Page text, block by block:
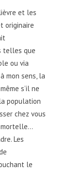
et les
originaire
telles que
ou via
mon sens, la
s’il ne
population
chez vous
mortelle…
Les
le